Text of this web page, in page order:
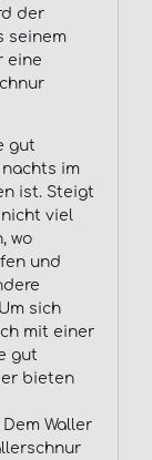
der
seinem
eine
gut
nachts im
ist. Steigt
viel
wo
und
sich
mit einer
gut
bieten
Waller